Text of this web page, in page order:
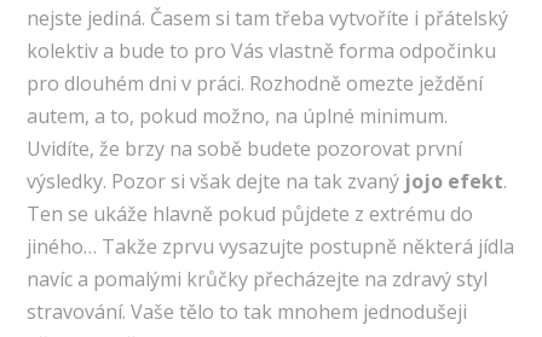
nejste jediná. Časem si tam třeba vytvoříte i přátelský
kolektiv a bude to pro Vás vlastně forma odpočinku
pro dlouhém dni v práci. Rozhodně omezte ježdění
autem, a to, pokud možno, na úplné minimum.
Uvidíte, že brzy na sobě budete pozorovat první
výsledky. Pozor si však dejte na tak zvaný jojo efekt.
Ten se ukáže hlavně pokud půjdete z extrému do
jiného… Takže zprvu vysazujte postupně některá jídla
navíc a pomalými krůčky přecházejte na zdravý styl
stravování. Vaše tělo to tak mnohem jednodušeji